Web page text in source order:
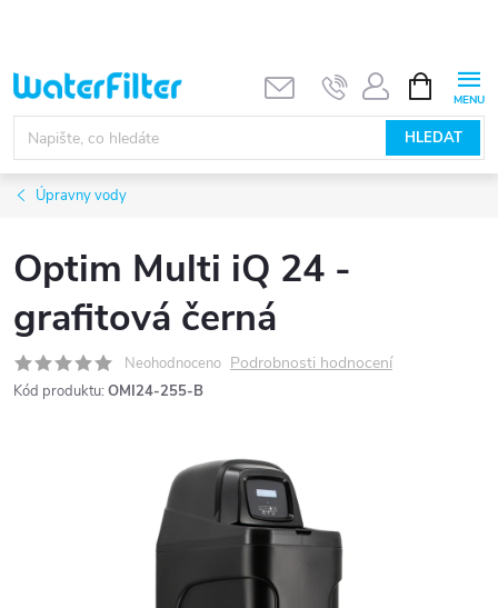
obsah
HLEDAT
NÁKUPNÍ
KOŠÍK
Úpravny vody
Optim Multi iQ 24 -
grafitová černá
Neohodnoceno Podrobnosti hodnocení
Kód produktu: OMI24-255-B